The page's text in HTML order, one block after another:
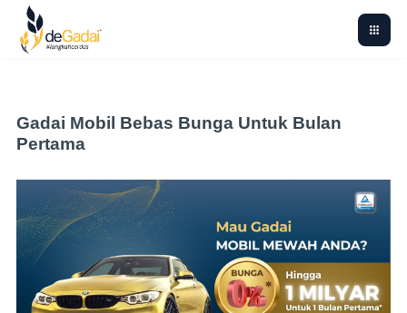
Gadai Mobil Bebas Bunga Untuk Bulan
Pertama